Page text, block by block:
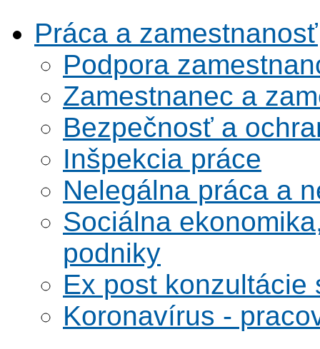
Práca a zamestnanosť
Podpora
Zamestnanec a
Bezpečnosť a
Inšpekcia práce
Nelegálna práca a
Sociálna
podniky
Ex post
Koronavírus -